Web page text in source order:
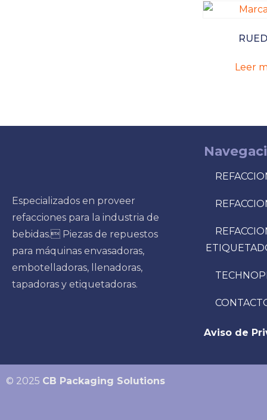
Leer
Especializados en proveer
refacciones para la industria de
bebidas. Piezas de repuestos
para máquinas envasadoras,
embotelladoras, llenadoras,
tapadoras y etiquetadoras.
Aviso de
© 2025 CB Packaging Solutions